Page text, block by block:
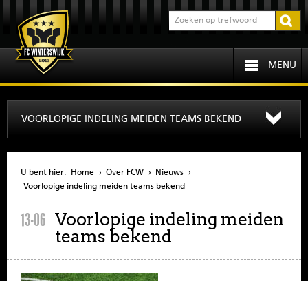
MENU
OVER FCW
INFORMATIE
VOORLOPIGE INDELING MEIDEN TEAMS BEKEND
U bent hier: Home › Over FCW › Nieuws ›
Voorlopige indeling meiden teams bekend
13-06 Voorlopige indeling meiden
teams bekend